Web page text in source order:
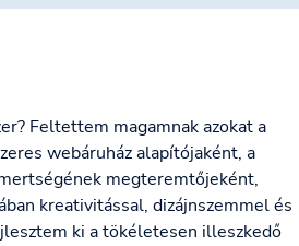
Feltettem magamnak azokat a
webáruház alapítójaként, a
megteremtőjeként,
kreativitással, dizájnszemmel és
ki a tökéletesen illeszkedő